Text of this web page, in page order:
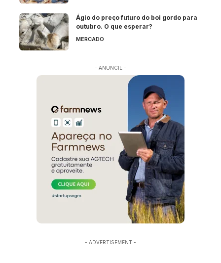
Ágio do preço futuro do boi gordo para
outubro. O que esperar?
MERCADO
- ANUNCIE -
- ADVERTISEMENT -